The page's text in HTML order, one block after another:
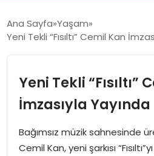
MALIYETLERINI AZALTIYOR’
Ana Sayfa Yaşam
Yeni Tekli “Fısıltı” Cemil Kan
Yeni Tekli “Fısıltı”
İmzasıyla Yayında
Bağımsız müzik sahnesinde
Cemil Kan, yeni şarkısı